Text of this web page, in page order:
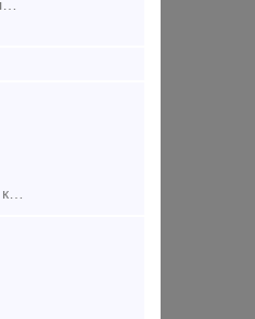
Куплю: - монорегулятор арс от 50000р тн - клемма арс от 45000р тн - подклеммник арс от 40000р тн - уголок арс от 4р шт - прокладка ЦП204 арс от 20р шт - шпала арс цена до
На постоянно основе покупаем мвсп: - гайка м22 от 0, 1тн - гайка м27 от 0, 1тн - гайка м24 от 0, 1тн - болт клеммный 22х75, болт закладной 22х175, от 0, 1тн - болт стыковой